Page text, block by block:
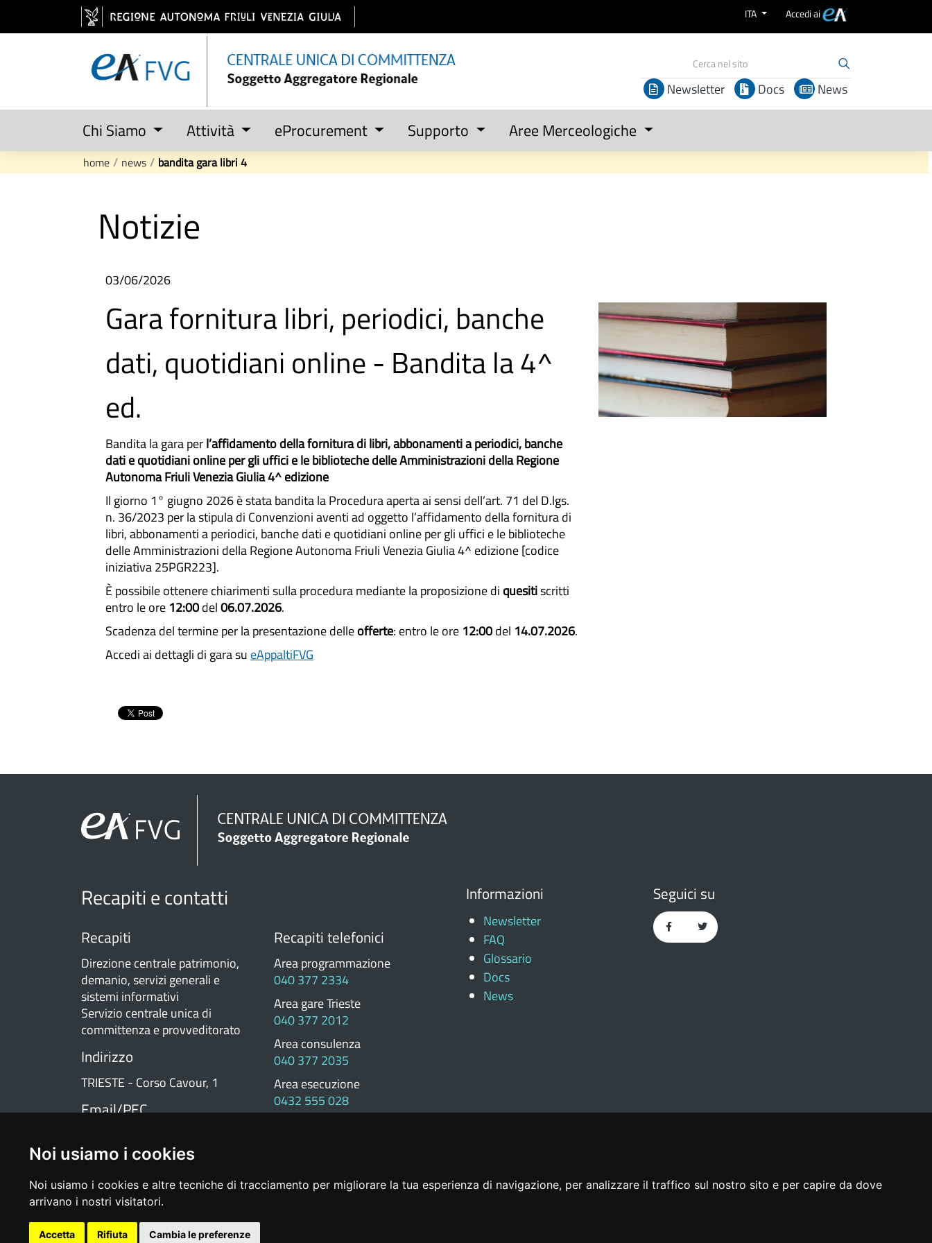
Noi usiamo i cookies
Noi usiamo i cookies e altre tecniche di tracciamento per migliorare la tua esperienza di navigazione, per analizzare il traffico sul nostro sito e per capire da dove
arrivano i nostri visitatori.
Accetta Rifiuta Cambia le preferenze
Salta al contenuto ITA Accedi ai
Newsletter Docs News
Chi Siamo Attività eProcurement Supporto Aree Merceologiche
home / news / bandita gara libri 4
Notizie
03/06/2026
Gara fornitura libri, periodici, banche
dati, quotidiani online - Bandita la 4^
ed.
Bandita la gara perl’affidamento della fornitura di libri, abbonamenti a periodici, banche
dati e quotidiani online per gli uffici e le biblioteche delle Amministrazioni della Regione
Autonoma Friuli Venezia Giulia 4^ edizione
Il giorno 1° giugno 2026 è stata bandita la Procedura aperta ai sensi dell’art. 71 del D.lgs.
n. 36/2023 per la stipula di Convenzioni aventi ad oggetto l’affidamento della fornitura di
libri, abbonamenti a periodici, banche dati e quotidiani online per gli uffici e le biblioteche
delle Amministrazioni della Regione Autonoma Friuli Venezia Giulia 4^ edizione [codice
iniziativa 25PGR223].
È possibile ottenere chiarimenti sulla procedura mediante la proposizione di quesitiscritti
entro le ore 12:00del06.07.2026.
Scadenza del termine per la presentazione delleofferte: entro le ore 12:00del 14.07.2026.
Accedi ai dettagli di gara su eAppaltiFVG
Recapiti e contatti
Recapiti
Direzione centrale patrimonio,
demanio, servizi generali e
sistemi informativi
Servizio centrale unica di
committenza e provveditorato
Indirizzo
TRIESTE - Corso Cavour, 1
Email/PEC
cuc@regione.fvg.it
cuc@certregione.fvg.it
Recapiti telefonici
Area programmazione
040 377 2334
Area gare Trieste
040 377 2012
Area consulenza
040 377 2035
Area esecuzione
0432 555 028
Informazioni
Newsletter
FAQ
Glossario
Docs
News
Seguici su
Privacy| Note Legali| Cookie